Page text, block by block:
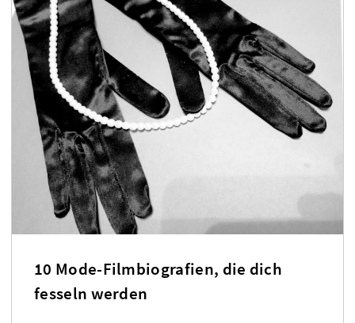
10 Mode-Filmbiografien, die dich
fesseln werden